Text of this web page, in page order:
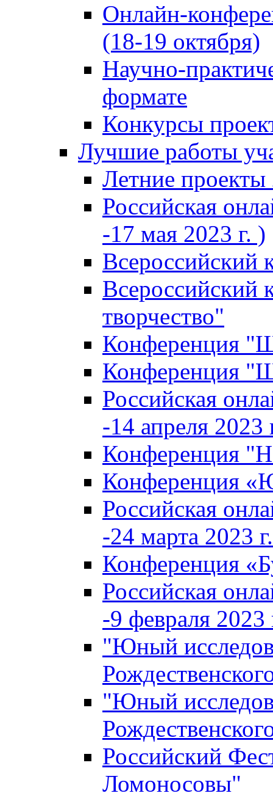
Онлайн-
(18-19 октября)
Научно-
формате
Конкурсы
Лучшие работы
Летние проекты
Российская
-17 мая 2023 г. )
Всероссийский
Всероссийский
творчество"
Конференция
Конференция
Российская
-14 апреля 2023
Конференция
Конференция
Российская
-24 марта 2023
Конференция
Российская
-9 февраля 2023
"Юный
"Юный
Российский
Ломоносовы"